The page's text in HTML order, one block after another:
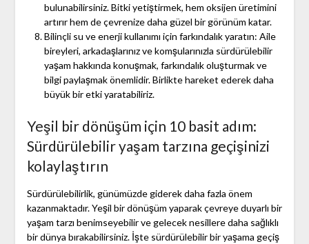
bulunabilirsiniz. Bitki yetiştirmek, hem oksijen üretimini
artırır hem de çevrenize daha güzel bir görünüm katar.
Bilinçli su ve enerji kullanımı için farkındalık yaratın: Aile
bireyleri, arkadaşlarınız ve komşularınızla sürdürülebilir
yaşam hakkında konuşmak, farkındalık oluşturmak ve
bilgi paylaşmak önemlidir. Birlikte hareket ederek daha
büyük bir etki yaratabiliriz.
Yeşil bir dönüşüm için 10 basit adım:
Sürdürülebilir yaşam tarzına geçişinizi
kolaylaştırın
Sürdürülebilirlik, günümüzde giderek daha fazla önem
kazanmaktadır. Yeşil bir dönüşüm yaparak çevreye duyarlı bir
yaşam tarzı benimseyebilir ve gelecek nesillere daha sağlıklı
bir dünya bırakabilirsiniz. İşte sürdürülebilir bir yaşama geçiş